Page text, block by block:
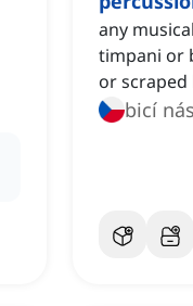
any
timpani or
or scraped
bicí